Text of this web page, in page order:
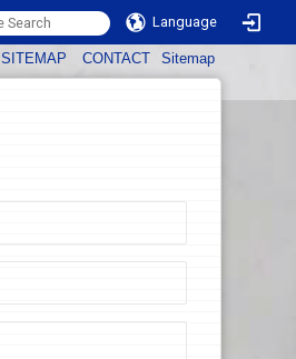
Language
SITEMAP CONTACT Sitemap